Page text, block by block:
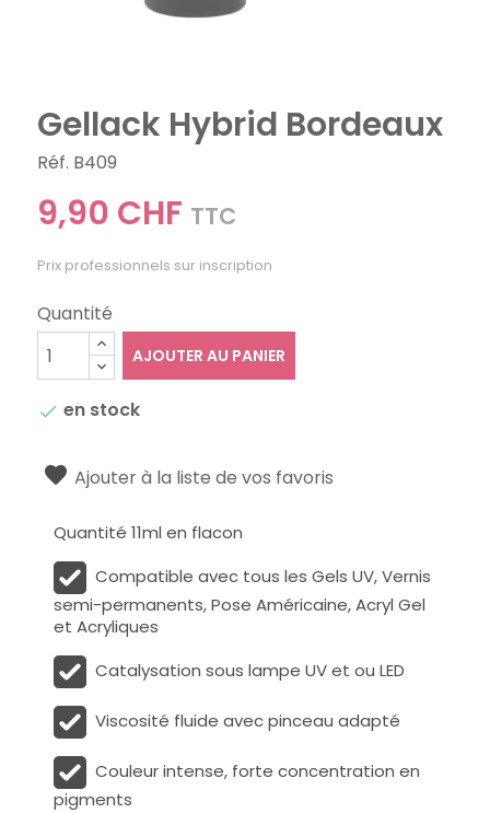
Gellack Hybrid Bordeaux
Réf. B409
9,90 CHF TTC
Prix professionnels sur inscription
Quantité
AJOUTER AU PANIER
 en stock
Ajouter à la liste de vos favoris
Quantité 11ml en flacon
Compatible avec tous les Gels UV, Vernis
semi-permanents, Pose Américaine, Acryl Gel
et Acryliques
Catalysation sous lampe UV et ou LED
Viscosité fluide avec pinceau adapté
Couleur intense, forte concentration en
pigments